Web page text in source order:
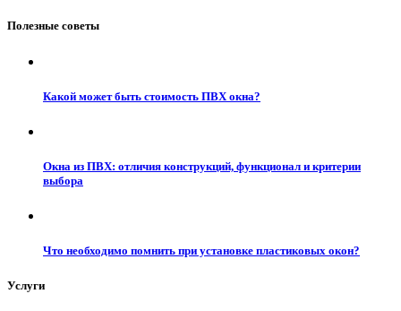
Полезные советы
Какой может быть стоимость ПВХ окна?
Окна из ПВХ: отличия конструкций, функционал и критерии
выбора
Что необходимо помнить при установке пластиковых окон?
Услуги